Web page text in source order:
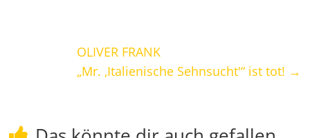
OLIVER FRANK
„Mr. ‚Italienische Sehnsucht'“ ist tot! →